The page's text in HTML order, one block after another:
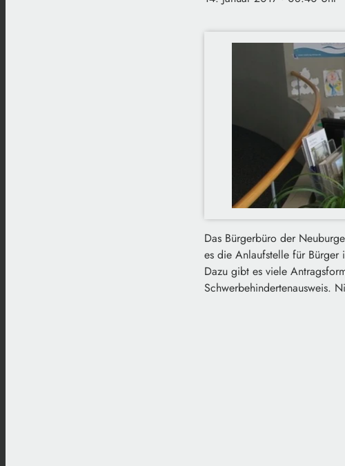
Das Bürgerbüro der
es die Anlaufstelle für Bürger
Dazu gibt es viele
Schwerbehindertenausweis.